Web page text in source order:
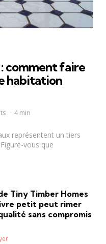
: comment faire
habitation
4 min
représentent un tiers
vous que
Tiny Timber Homes
petit peut rimer
sans compromis